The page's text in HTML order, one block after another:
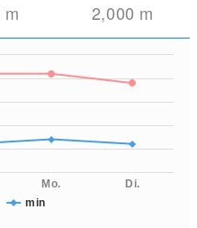
m 2,000 m
min
Mo. Di.